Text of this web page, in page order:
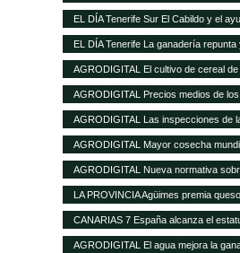
Argentina
EL DÍA Tenerife Sur El Cabildo y el
quesería
EL DÍA Tenerife La ganadería
AGRODIGITAL El cultivo de cereal
estado a pesar de las menores
AGRODIGITAL Precios medios de
16 de enero de 2013
AGRODIGITAL Las inspecciones de
seguridad alimentaria y bienestar en
AGRODIGITAL Mayor cosecha
AGRODIGITAL Nueva normativa
cabritos
LA PROVINCIA Agüimes premia
Valsequillo en la cata insular
CANARIAS 7 España alcanza el
la lengua azul
AGRODIGITAL El agua mejora la